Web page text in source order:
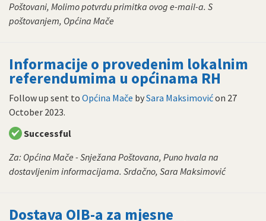
Poštovani, Molimo potvrdu primitka ovog e-mail-a. S
poštovanjem, Općina Mače
Informacije o provedenim lokalnim
referendumima u općinama RH
Follow up sent to Općina Mače bySara Maksimovićon 27
October 2023.
Successful
Za: Općina Mače - Snježana Poštovana, Puno hvala na
dostavljenim informacijama. Srdačno, Sara Maksimović
Dostava OIB-a za mjesne